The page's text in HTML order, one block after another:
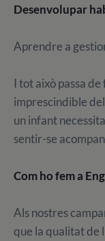
Desenvolupar
Aprendre a
I tot això passa
imprescindible
un infant
sentir-se
Com ho fem a
Als nostres
que la qualitat de